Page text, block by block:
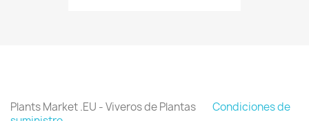
Plants Market .EU - Viveros de Plantas Condiciones de